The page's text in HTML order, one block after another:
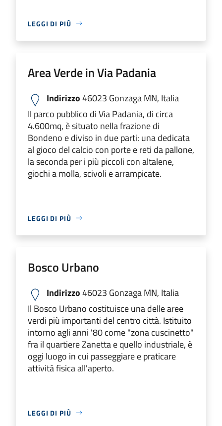
LEGGI DI PIÙ
Area Verde in Via Padania
Indirizzo46023 Gonzaga MN, Italia
Il parco pubblico di Via Padania, di circa
4.600mq, è situato nella frazione di
Bondeno e diviso in due parti: una dedicata
al gioco del calcio con porte e reti da pallone,
la seconda per i più piccoli con altalene,
giochi a molla, scivoli e arrampicate.
LEGGI DI PIÙ
Bosco Urbano
Indirizzo46023 Gonzaga MN, Italia
Il Bosco Urbano costituisce una delle aree
verdi più importanti del centro città. Istituito
intorno agli anni '80 come "zona cuscinetto"
fra il quartiere Zanetta e quello industriale, è
oggi luogo in cui passeggiare e praticare
attività fisica all'aperto.
LEGGI DI PIÙ